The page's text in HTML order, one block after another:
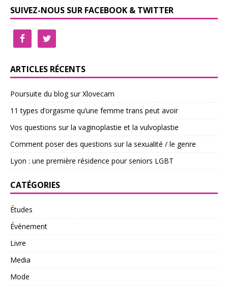
SUIVEZ-NOUS SUR FACEBOOK & TWITTER
ARTICLES RÉCENTS
Poursuite du blog sur Xlovecam
11 types d’orgasme qu’une femme trans peut avoir
Vos questions sur la vaginoplastie et la vulvoplastie
Comment poser des questions sur la sexualité / le genre
Lyon : une première résidence pour seniors LGBT
CATÉGORIES
Études
Événement
Livre
Media
Mode